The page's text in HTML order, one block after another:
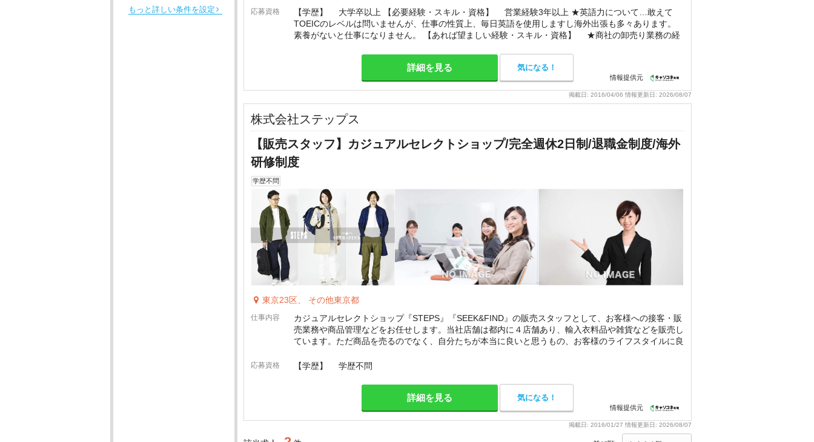
もっと詳しい条件を設定
応募資格
【学歴】 大学卒以上 【必要経験・スキル・資格】 営業経験3年以上 ★英語力について…敢えて
TOEICのレベルは問いませんが、仕事の性質上、毎日英語を使用しますし海外出張も多々あります。
素養がないと仕事になりません。 【あれば望ましい経験・スキル・資格】 ★商社の卸売り業務の経
詳細を見る 気になる！
情報提供元
掲載日: 2016/04/06 情報更新日: 2026/08/07
株式会社ステップス
【販売スタッフ】カジュアルセレクトショップ/完全週休2日制/退職金制度/海外
研修制度
学歴不問
東京23区、 その他東京都
仕事内容
カジュアルセレクトショップ『STEPS』『SEEK&FIND』の販売スタッフとして、お客様への接客・販
売業務や商品管理などをお任せします。当社店舗は都内に４店舗あり、輸入衣料品や雑貨などを販売し
ています。ただ商品を売るのでなく、自分たちが本当に良いと思うもの、お客様のライフスタイルに良
応募資格 【学歴】 学歴不問
詳細を見る 気になる！
情報提供元
掲載日: 2016/01/27 情報更新日: 2026/08/07